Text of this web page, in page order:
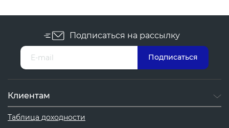
Подписаться на рассылку
Клиентам
Таблица доходности